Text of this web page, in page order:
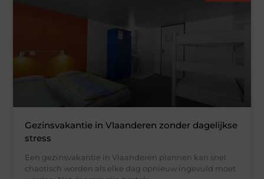
Gezinsvakantie in Vlaanderen zonder dagelijkse
stress
Een gezinsvakantie in Vlaanderen plannen kan snel
chaotisch worden als elke dag opnieuw ingevuld moet